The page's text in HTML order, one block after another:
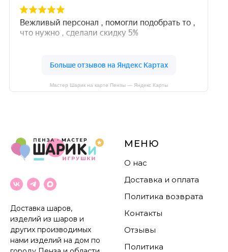
Мастер Шарик на карте Пензы — Яндекс Карты
Доставка шаров,
изделий из шаров и
других производимых
нами изделий на дом по
МЕНЮ
О нас
Доставка и оплата
Политика возврата
Контакты
Отзывы
Политика